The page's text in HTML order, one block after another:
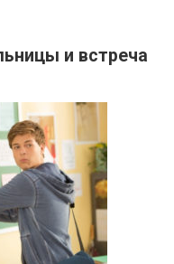
и встреча